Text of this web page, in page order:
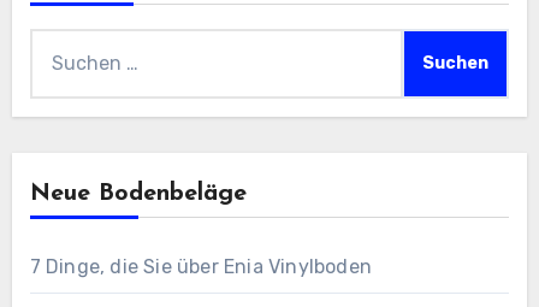
nach:
Neue Bodenbeläge
7 Dinge, die Sie über Enia Vinylboden